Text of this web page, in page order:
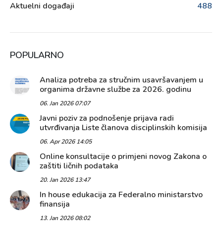
Aktuelni događaji
488
POPULARNO
Analiza potreba za stručnim usavršavanjem u
organima državne službe za 2026. godinu
06. Jan 2026 07:07
Javni poziv za podnošenje prijava radi
utvrđivanja Liste članova disciplinskih komisija
06. Apr 2026 14:05
Online konsultacije o primjeni novog Zakona o
zaštiti ličnih podataka
20. Jan 2026 13:47
In house edukacija za Federalno ministarstvo
finansija
13. Jan 2026 08:02